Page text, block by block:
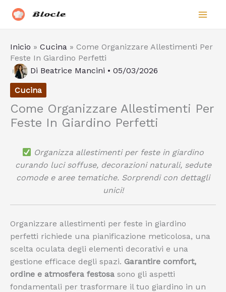
Biocle
Inicio » Cucina » Come Organizzare Allestimenti Per
Feste In Giardino Perfetti
Di Beatrice Mancini • 05/03/2026
Cucina
Come Organizzare Allestimenti Per
Feste In Giardino Perfetti
Organizza allestimenti per feste in giardino
curando luci soffuse, decorazioni naturali, sedute
comode e aree tematiche. Sorprendi con dettagli
unici!
Organizzare allestimenti per feste in giardino
perfetti richiede una pianificazione meticolosa, una
scelta oculata degli elementi decorativi e una
gestione efficace degli spazi. Garantire comfort,
ordine e atmosfera festosa sono gli aspetti
fondamentali per trasformare il tuo giardino in un